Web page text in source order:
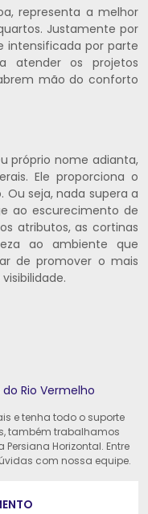
representa a melhor
Justamente por
intensificada por parte
atender os projetos
mão do conforto
próprio nome adianta,
Ele proporciona o
seja, nada supera a
ao escurecimento de
atributos, as cortinas
ao ambiente que
de promover o mais
Rio Vermelho
e tenha todo o suporte
também trabalhamos
Horizontal. Entre
com nossa equipe.